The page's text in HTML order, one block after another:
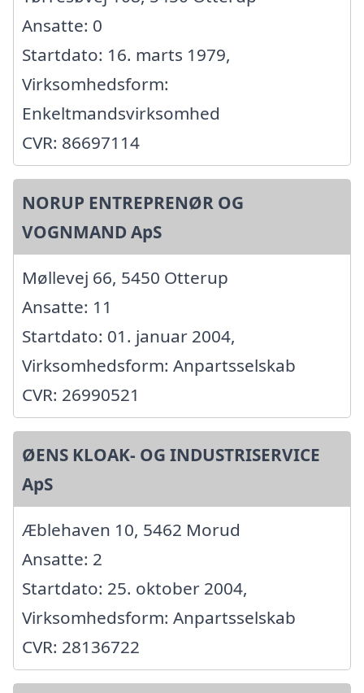
Ansatte: 0
Startdato: 16. marts 1979,
Virksomhedsform:
Enkeltmandsvirksomhed
CVR: 86697114
NORUP ENTREPRENØR OG
VOGNMAND ApS
Møllevej 66, 5450 Otterup
Ansatte: 11
Startdato: 01. januar 2004,
Virksomhedsform: Anpartsselskab
CVR: 26990521
ØENS KLOAK- OG INDUSTRISERVICE
ApS
Æblehaven 10, 5462 Morud
Ansatte: 2
Startdato: 25. oktober 2004,
Virksomhedsform: Anpartsselskab
CVR: 28136722